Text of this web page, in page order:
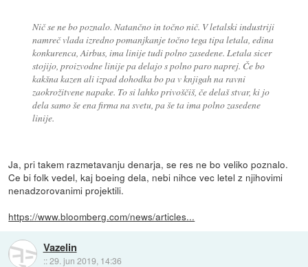
Nič se ne bo poznalo. Natančno in točno nič. V letalski industriji
namreč vlada izredno pomanjkanje točno tega tipa letala, edina
konkurenca, Airbus, ima linije tudi polno zasedene. Letala sicer
stojijo, proizvodne linije pa delajo s polno paro naprej. Če bo
kakšna kazen ali izpad dohodka bo pa v knjigah na ravni
zaokrožitvene napake. To si lahko privoščiš, če delaš stvar, ki jo
dela samo še ena firma na svetu, pa še ta ima polno zasedene
linije.
Ja, pri takem razmetavanju denarja, se res ne bo veliko poznalo.
Ce bi folk vedel, kaj boeing dela, nebi nihce vec letel z njihovimi
nenadzorovanimi projektili.
https://www.bloomberg.com/news/articles...
Vazelin
::29. jun 2019, 14:36